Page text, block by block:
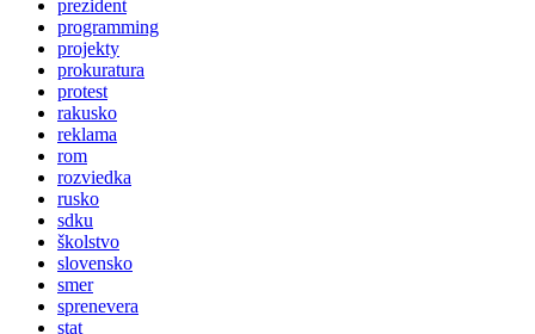
prezident
programming
projekty
prokuratura
protest
rakusko
reklama
rom
rozviedka
rusko
sdku
školstvo
slovensko
smer
sprenevera
stat